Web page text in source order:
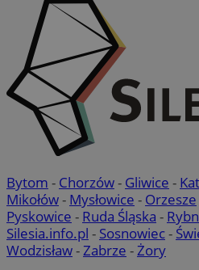
Bytom - Chorzów- Gliwice -
Mikołów- Mysłowice - Orzesze
Pyskowice - Ruda Śląska -
Silesia.info.pl - Sosnowiec-
Wodzisław- Zabrze - Żory
QeSessID
MvSessID
VISITOR_PRIVACY_METADATA